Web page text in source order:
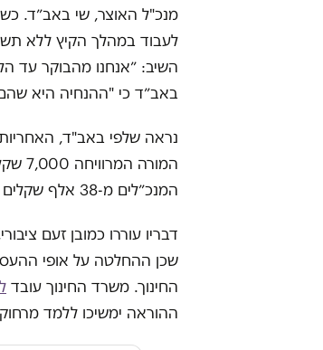
לעבוד במהלך הקיץ ללא
השיב: ״אנחנו מהבוקר עד
באב״ד כי "ההנחיה היא שהם
נראה שלפי באב"ד,
המנכ״לים מ-38 אלף שקלים ל-42 אלף. חתיכת אלונקה לסחוב.
דבריו עוררו כמובן זעם
שכן ההחלטה על אופי
החינוך. משרד החינוך עובד
ההוראה ימשיכו ללמד